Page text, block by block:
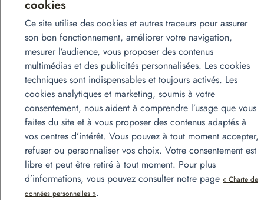
Canapé fixe 3 places – modèle Landa
Ajouter au devis
cookies
Ce site utilise des cookies et autres traceurs pour assurer
son bon fonctionnement, améliorer votre navigation,
mesurer l’audience, vous proposer des contenus
multimédias et des publicités personnalisées. Les cookies
techniques sont indispensables et toujours activés. Les
cookies analytiques et marketing, soumis à votre
consentement, nous aident à comprendre l’usage que vous
faites du site et à vous proposer des contenus adaptés à
vos centres d’intérêt. Vous pouvez à tout moment accepter,
refuser ou personnaliser vos choix. Votre consentement est
libre et peut être retiré à tout moment. Pour plus
d’informations, vous pouvez consulter notre page « Charte de
données personnelles ».